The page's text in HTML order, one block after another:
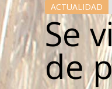
ACTUALIDAD
Se
de